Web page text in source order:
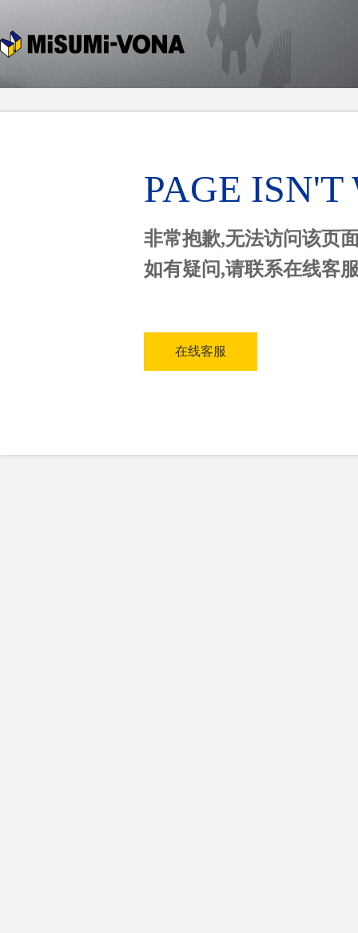
PAGE
非常抱歉,无法访问该页
如有疑问,请联系在线客
在线客服